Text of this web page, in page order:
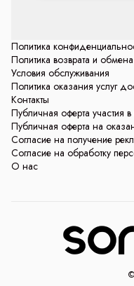
Политика
Политика возврата и обмена
Условия обслуживания
Политика оказания услуг
Контакты
Публичная оферта участия
Публичная оферта на
Согласие на получение
Согласие на обработку
О нас